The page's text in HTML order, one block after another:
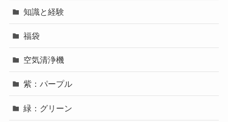
知識と経験
福袋
空気清浄機
紫：パープル
緑：グリーン